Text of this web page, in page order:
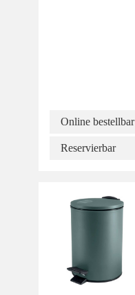
Online bestellbar
Reservierbar